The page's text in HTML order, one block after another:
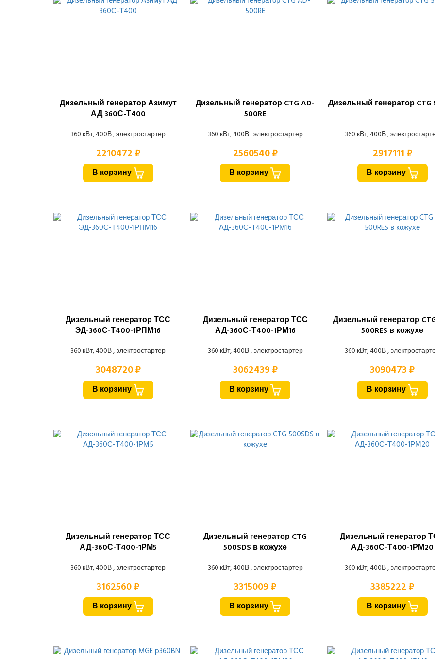
Дизельный генератор Азимут
АД 360С-Т400
360 кВт, 400В , электростартер
2210472 ₽
В корзину
Дизельный генератор CTG AD-
500RE
360 кВт, 400В , электростартер
2560540 ₽
В корзину
Дизельный генератор CTG
360 кВт, 400В ,
2917111 ₽
В корзину
Дизельный генератор ТСС
ЭД-360С-Т400-1РПМ16
360 кВт, 400В , электростартер
3048720 ₽
В корзину
Дизельный генератор ТСС
АД-360С-Т400-1РМ16
360 кВт, 400В , электростартер
3062439 ₽
В корзину
Дизельный генератор
500RES в кожухе
360 кВт, 400В ,
3090473 ₽
В корзину
Дизельный генератор ТСС
АД-360С-Т400-1РМ5
360 кВт, 400В , электростартер
3162560 ₽
В корзину
Дизельный генератор CTG
500SDS в кожухе
360 кВт, 400В , электростартер
3315009 ₽
В корзину
Дизельный генератор
АД-360С-Т400-1РМ20
360 кВт, 400В ,
3385222 ₽
В корзину